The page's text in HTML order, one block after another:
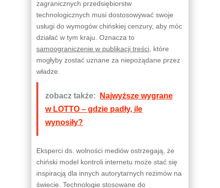
zagranicznych przedsiębiorstw
technologicznych musi dostosowywać swoje
usługi do wymogów chińskiej cenzury, aby móc
działać w tym kraju. Oznacza to
samoograniczenie w publikacji treści , które
mogłyby zostać uznane za niepożądane przez
władze.
zobacz także:
Najwyższe wygrane
w LOTTO – gdzie padły, ile
wynosiły?
Eksperci ds. wolności mediów ostrzegają, że
chiński model kontroli internetu może stać się
inspiracją dla innych autorytarnych reżimów na
świecie. Technologie stosowane do